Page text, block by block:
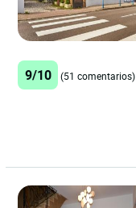
9/10 (51 comentarios)